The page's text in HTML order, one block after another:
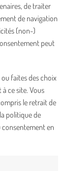
de traiter
de navigation
(non-)
peut
faites des choix
ce site. Vous
le retrait de
politique de
consentement en